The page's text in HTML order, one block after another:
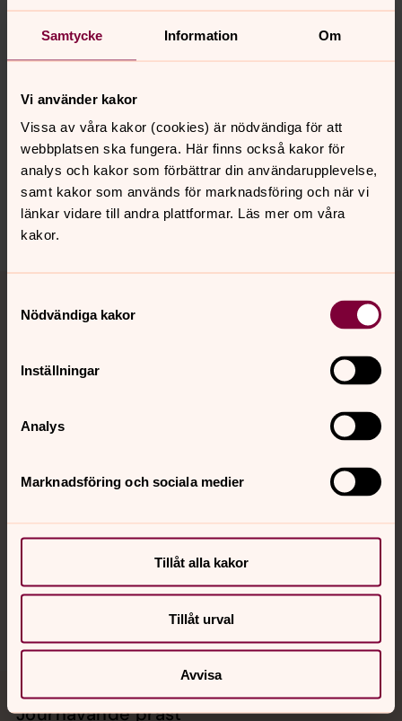
Samtycke Information Om
Vi använder kakor
Vissa av våra kakor (cookies) är nödvändiga för att
webbplatsen ska fungera. Här finns också kakor för
analys och kakor som förbättrar din användarupplevelse,
samt kakor som används för marknadsföring och när vi
länkar vidare till andra plattformar. Läs mer om våra
kakor.
Nödvändiga kakor
Inställningar
Analys
Marknadsföring och sociala medier
Tillåt alla kakor
Tillåt urval
Avvisa
Synpunkter eller frågor på sidans
innehåll?
helsingborgs.pastorat@svenskakyrkan.se
Dela
Tillbaka till toppen
Tillbaka till innehållet
Kontakt
Kalender
Jourhavande präst